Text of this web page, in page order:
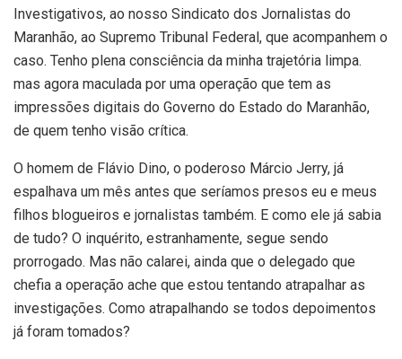
Investigativos, ao nosso Sindicato dos Jornalistas do
Maranhão, ao Supremo Tribunal Federal, que acompanhem o
caso. Tenho plena consciência da minha trajetória limpa.
mas agora maculada por uma operação que tem as
impressões digitais do Governo do Estado do Maranhão,
de quem tenho visão crítica.
O homem de Flávio Dino, o poderoso Márcio Jerry, já
espalhava um mês antes que seríamos presos eu e meus
filhos blogueiros e jornalistas também. E como ele já sabia
de tudo? O inquérito, estranhamente, segue sendo
prorrogado. Mas não calarei, ainda que o delegado que
chefia a operação ache que estou tentando atrapalhar as
investigações. Como atrapalhando se todos depoimentos
já foram tomados?